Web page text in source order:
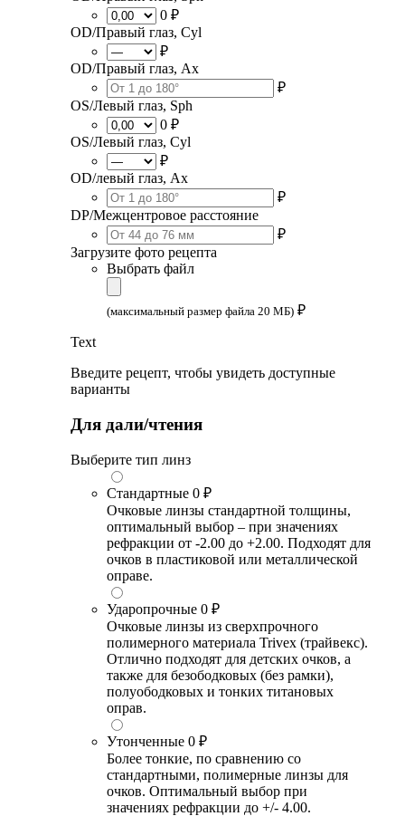
0 ₽
OD/Правый глаз, Cyl
₽
OD/Правый глаз, Ax
₽
OS/Левый глаз, Sph
0 ₽
OS/Левый глаз, Cyl
₽
OD/левый глаз, Ax
₽
DP/Межцентровое расстояние
₽
Загрузите фото рецепта
Выбрать файл
(максимальный размер файла 20 МБ) ₽
Text
Введите рецепт, чтобы увидеть доступные
варианты
Для дали/чтения
Выберите тип линз
Стандартные 0 ₽
Очковые линзы стандартной толщины,
оптимальный выбор – при значениях
рефракции от -2.00 до +2.00. Подходят для
очков в пластиковой или металлической
оправе.
Ударопрочные 0 ₽
Очковые линзы из сверхпрочного
полимерного материала Trivex (трайвекс).
Отлично подходят для детских очков, а
также для безободковых (без рамки),
полуободковых и тонких титановых
оправ.
Утонченные 0 ₽
Более тонкие, по сравнению со
стандартными, полимерные линзы для
очков. Оптимальный выбор при
значениях рефракции до +/- 4.00.